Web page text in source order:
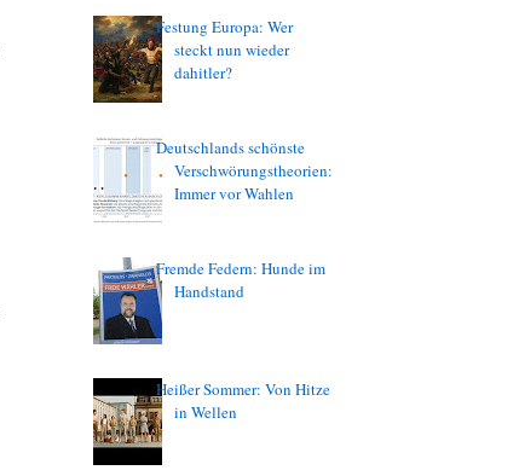
Festung Europa: Wer
steckt nun wieder
dahitler?
Deutschlands schönste
Verschwörungstheorien:
Immer vor Wahlen
Fremde Federn: Hunde im
Handstand
Heißer Sommer: Von Hitze
in Wellen